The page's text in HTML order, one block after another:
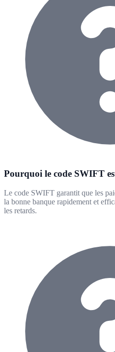
Pourquoi le code SWIFT
Le code SWIFT garantit que les
la bonne banque rapidement et
les retards.